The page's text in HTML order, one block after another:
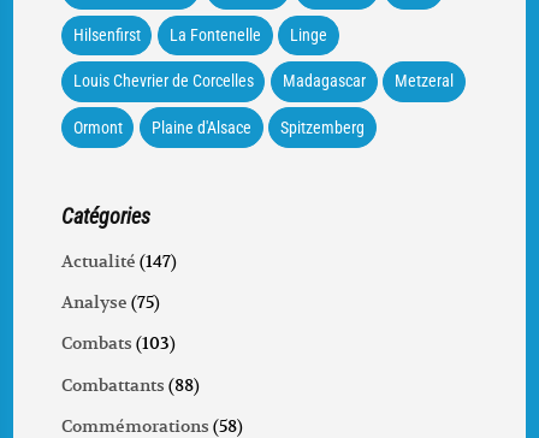
Hilsenfirst La Fontenelle Linge
Louis Chevrier de Corcelles Madagascar Metzeral
Ormont Plaine d'Alsace Spitzemberg
Catégories
Actualité (147)
Analyse (75)
Combats (103)
Combattants (88)
Commémorations (58)